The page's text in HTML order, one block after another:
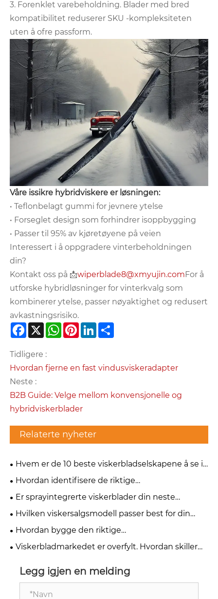
3. Forenklet varebeholdning. Blader med bred
kompatibilitet reduserer SKU -kompleksiteten
uten å ofre passform.
Våre issikre hybridviskere er løsningen:
• Teflonbelagt gummi for jevnere ytelse
• Forseglet design som forhindrer isoppbygging
• Passer til 95% av kjøretøyene på veien
Interessert i å oppgradere vinterbeholdningen
din?
Kontakt oss på 📩wiperblade8@xmyujin.comFor å
utforske hybridløsninger for vinterkvalg som
kombinerer ytelse, passer nøyaktighet og redusert
avkastningsrisiko.
Facebook
X WhatsApp
PinterestLinkedIn
Tidligere :
Hvordan fjerne en fast vindusviskeradapter
Neste :
B2B Guide: Velge mellom konvensjonelle og
hybridviskerblader
Relaterte nyheter
Hvem er de 10 beste viskerbladselskapene å se i
2026?
Hvordan identifisere de riktige
vindusviskeradaptertypene for ethvert kjøretøy
Er sprayintegrerte viskerblader din neste
vekstmulighet?
Hvilken viskersalgsmodell passer best for din
bedrift?
Hvordan bygge den riktige
viskerbladproduktmiksen for et nytt marked
Viskerbladmarkedet er overfylt. Hvordan skiller
Legg igjen en melding